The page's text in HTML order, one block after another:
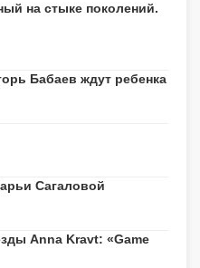
на стыке поколений.
Бабаев ждут ребенка
Сагаловой
Anna Kravt: «Game